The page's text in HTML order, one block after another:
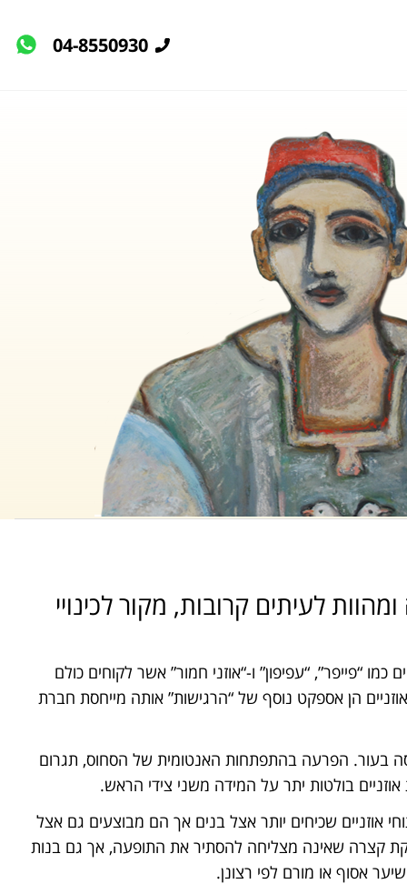
04-8550930
לעיתים קרובות, מקור לכינויי
“פייפר”, “עפיפון” ו-“אוזני חמור” אשר לקוחים כולם
הן אספקט נוסף של “הרגישות” אותה מייחסת חברת
בעור. הפרעה בהתפתחות האנטומית של הסחוס, תגרום
בולטות יתר על המידה משני צידי הראש.
אוזניים שכיחים יותר אצל בנים אך הם מבוצעים גם אצל
קצרה שאינה מצליחה להסתיר את התופעה, אך גם בנות
אסוף או מורם לפי רצונן.